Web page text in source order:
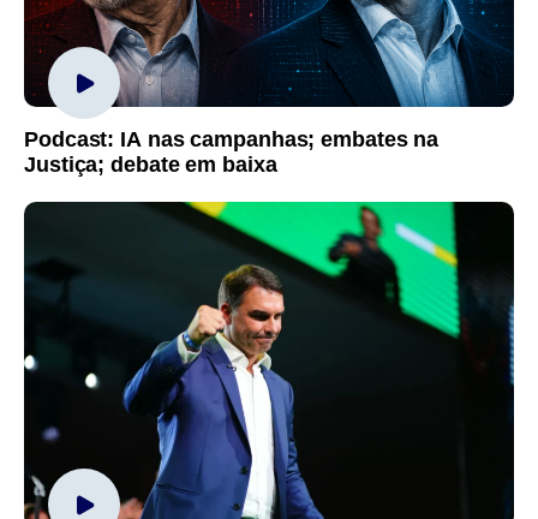
Podcast: IA nas campanhas; embates na
Justiça; debate em baixa